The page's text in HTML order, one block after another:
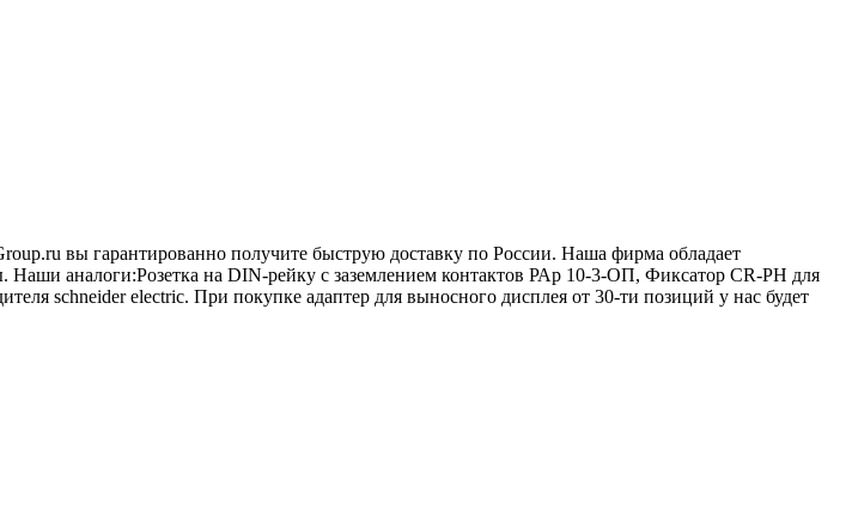
вы гарантированно получите быструю доставку по России. Наша фирма обладает
Наши аналоги:Розетка на DIN-рейку с заземлением контактов РАр 10-3-ОП, Фиксатор CR-PH для
schneider electric. При покупке адаптер для выносного дисплея от 30-ти позиций у нас будет